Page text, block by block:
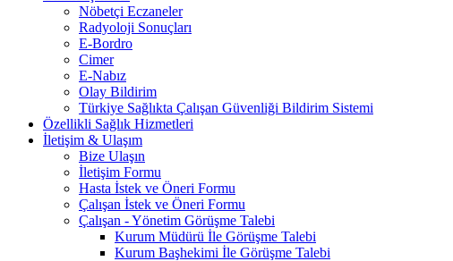
Nöbetçi Eczaneler
Radyoloji Sonuçları
E-Bordro
Cimer
E-Nabız
Olay Bildirim
Türkiye Sağlıkta Çalışan Güvenliği Bildirim Sistemi
Özellikli Sağlık Hizmetleri
İletişim & Ulaşım
Bize Ulaşın
İletişim Formu
Hasta İstek ve Öneri Formu
Çalışan İstek ve Öneri Formu
Çalışan - Yönetim Görüşme Talebi
Kurum Müdürü İle Görüşme Talebi
Kurum Başhekimi İle Görüşme Talebi